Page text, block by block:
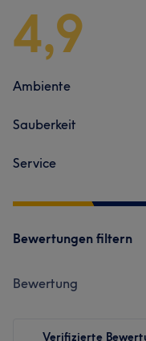
4,9
Ambiente
Sauberkeit
Service
Bewertungen filtern
Bewertung
Verifizierte